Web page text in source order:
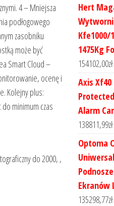
4 – Mniejsza
podłogowego
zasobniku
może być
Smart Cloud –
ocenę i
Kolejny plus:
minimum czas
do 2000, ,
Hert
Kfe1000/
1475Kg
154102,00zł
Axis Xf40
Alarm
138811,99zł
Optoma
Ekranów
135298,77zł